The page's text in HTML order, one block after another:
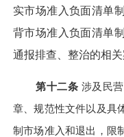
实市场准入负面清单
背市场准入负面清单
通报排查、整治的相关
第十二条 涉及民
章、规范性文件以及具
制市场准入和退出，限